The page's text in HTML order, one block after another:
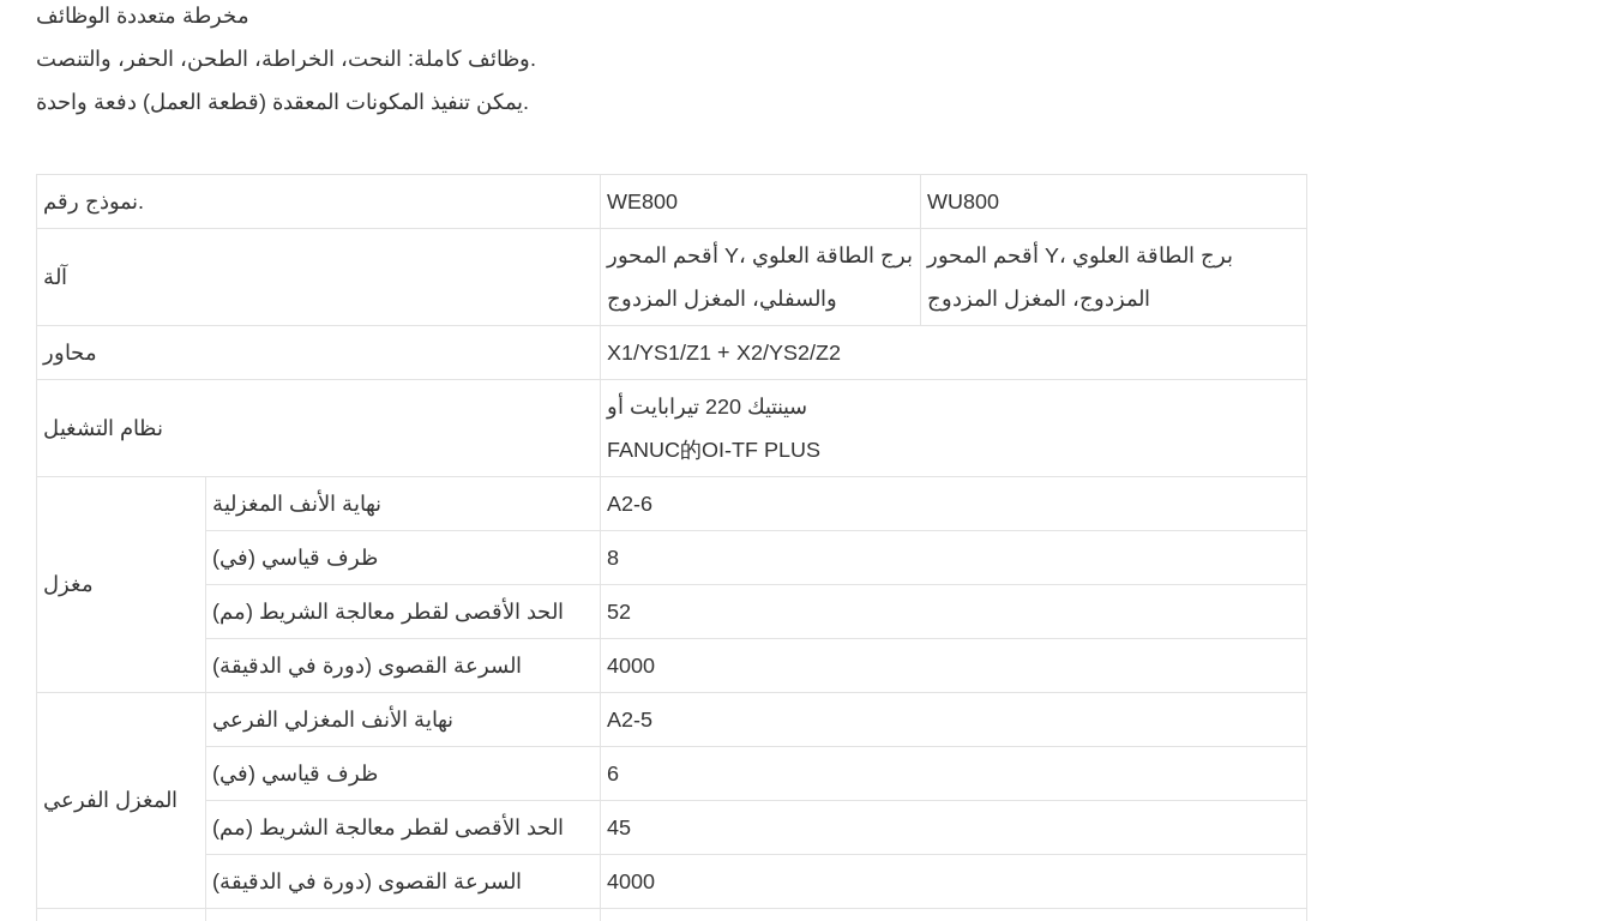
مخرطة متعددة الوظائف
وظائف كاملة: النحت، الخراطة، الطحن، الحفر، والتنصت.
يمكن تنفيذ المكونات المعقدة (قطعة العمل) دفعة واحدة.
نموذج رقم. WE800 WU800
آلة
أقحم المحور Y، برج الطاقة العلوي
والسفلي، المغزل المزدوج
أقحم المحور Y، برج الطاقة العلوي
المزدوج، المغزل المزدوج
محاور X1/YS1/Z1 + X2/YS2/Z2
نظام التشغيل
سينتيك 220 تيرابايت أو
FANUC的OI-TF PLUS
مغزل
نهاية الأنف المغزلية A2-6
ظرف قياسي (في) 8
الحد الأقصى لقطر معالجة الشريط (مم) 52
السرعة القصوى (دورة في الدقيقة) 4000
المغزل الفرعي
نهاية الأنف المغزلي الفرعي A2-5
ظرف قياسي (في) 6
الحد الأقصى لقطر معالجة الشريط (مم) 45
السرعة القصوى (دورة في الدقيقة) 4000